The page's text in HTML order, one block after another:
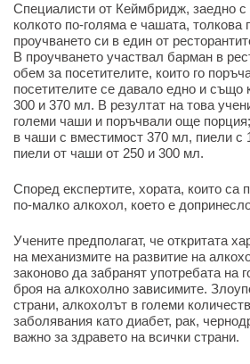
Специалисти от Кеймбридж, заедно с
колкото по-голяма е чашата,
проучването си в един от
В проучването участвал барман в
обем за посетителите, които го
посетителите се давало едно и
300 и 370 мл. В резултат на това
големи чаши и поръчвали още
в чаши с вместимост 370 мл, пиели с
пиели от чаши от 250 и 300 мл.
Според експертите, хората, които
по-малко алкохол, което е
Учените предполагат, че откритата
на механизмите на развитие на
законово да забранят употребата
броя на алкохолно зависимите.
страни, алкохолът в големи
заболявания като диабет, рак,
важно за здравето на всички страни.